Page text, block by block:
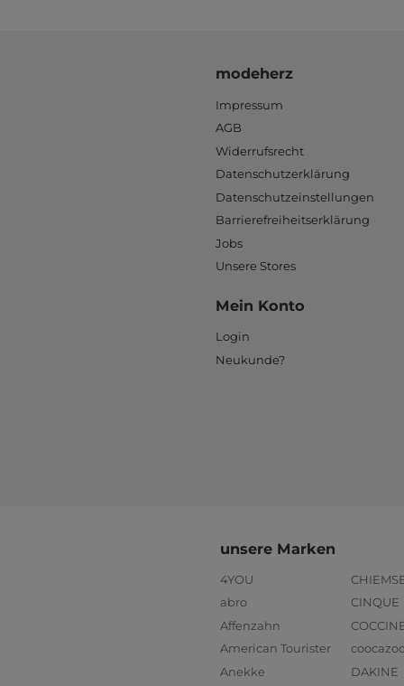
modeherz
Impressum
AGB
Widerrufsrecht
Datenschutzerklärung
Datenschutzeinstellungen
Barrierefreiheitserklärung
Jobs
Unsere Stores
Mein Konto
Login
Neukunde?
unsere Marken
4YOU
abro
Affenzahn
American Tourister
Anekke
CINQUE
DAKINE